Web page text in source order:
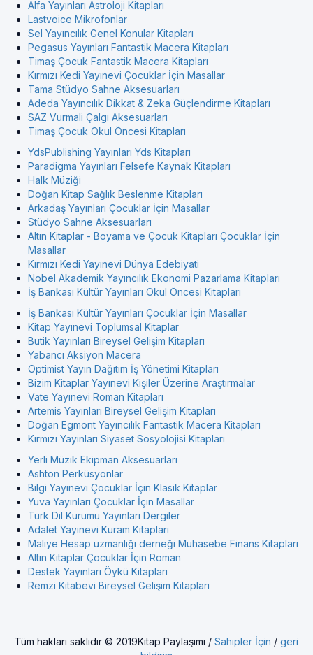
Alfa Yayınları Astroloji Kitapları
Lastvoice Mikrofonlar
Sel Yayıncılık Genel Konular Kitapları
Pegasus Yayınları Fantastik Macera Kitapları
Timaş Çocuk Fantastik Macera Kitapları
Kırmızı Kedi Yayınevi Çocuklar İçin Masallar
Tama Stüdyo Sahne Aksesuarları
Adeda Yayıncılık Dikkat & Zeka Güçlendirme Kitapları
SAZ Vurmali Çalgı Aksesuarları
Timaş Çocuk Okul Öncesi Kitapları
YdsPublishing Yayınları Yds Kitapları
Paradigma Yayınları Felsefe Kaynak Kitapları
Halk Müziği
Doğan Kitap Sağlık Beslenme Kitapları
Arkadaş Yayınları Çocuklar İçin Masallar
Stüdyo Sahne Aksesuarları
Altın Kitaplar - Boyama ve Çocuk Kitapları Çocuklar İçin
Masallar
Kırmızı Kedi Yayınevi Dünya Edebiyati
Nobel Akademik Yayıncılık Ekonomi Pazarlama Kitapları
İş Bankası Kültür Yayınları Okul Öncesi Kitapları
İş Bankası Kültür Yayınları Çocuklar İçin Masallar
Kitap Yayınevi Toplumsal Kitaplar
Butik Yayınları Bireysel Gelişim Kitapları
Yabancı Aksiyon Macera
Optimist Yayın Dağıtım İş Yönetimi Kitapları
Bizim Kitaplar Yayınevi Kişiler Üzerine Araştırmalar
Vate Yayınevi Roman Kitapları
Artemis Yayınları Bireysel Gelişim Kitapları
Doğan Egmont Yayıncılık Fantastik Macera Kitapları
Kırmızı Yayınları Siyaset Sosyolojisi Kitapları
Yerli Müzik Ekipman Aksesuarları
Ashton Perküsyonlar
Bilgi Yayınevi Çocuklar İçin Klasik Kitaplar
Yuva Yayınları Çocuklar İçin Masallar
Türk Dil Kurumu Yayınları Dergiler
Adalet Yayınevi Kuram Kitapları
Maliye Hesap uzmanlığı derneği Muhasebe Finans Kitapları
Altın Kitaplar Çocuklar İçin Roman
Destek Yayınları Öykü Kitapları
Remzi Kitabevi Bireysel Gelişim Kitapları
Tüm hakları saklıdır © 2019Kitap Paylaşımı / Sahipler İçin / geri